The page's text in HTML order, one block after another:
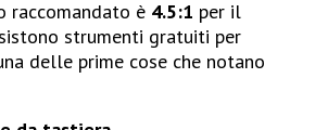
raccomandato è 4.5:1 per il
strumenti gratuiti per
delle prime cose che notano